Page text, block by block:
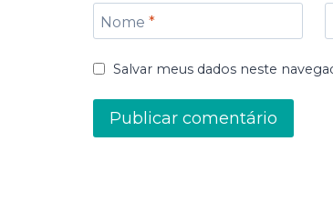
Nome *
Salvar meus dados neste